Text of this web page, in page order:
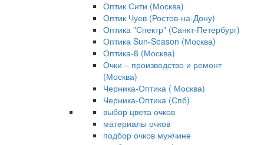
Оптик Сити (Москва)
Оптик Чуев (Ростов-на-Дону)
Оптика "Спектр" (Санкт-Петербург)
Оптика Sun-Season (Москва)
Оптика-8 (Москва)
Очки – производство и ремонт
(Москва)
Черника-Оптика ( Москва)
Черника-Оптика (Спб)
выбор цвета очков
материалы очков
подбор очков мужчине